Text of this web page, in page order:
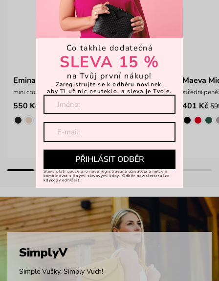
Emina Mustard
mini crossbody kabelka
550 Kč 1 099 Kč
Maeva
střední
401 Kč
SimplyV
Simple Vušky, Simply Vuch!
Co takhle dodatečná
SLEVA 15 %
na Tvůj první nákup!
Zaregistrujte se k odběru novinek,
aby Ti už nic neuteklo, a sleva je Tvoje.
PŘIHLÁSIT ODBĚR
Sleva platí pouze pro nově registrované uživatele a nelze ji
kombinovat s jinými slevovými kódy. Odběr newsletteru lze
kdykoliv odhlásit.